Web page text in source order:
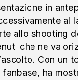
in
al
allo shooting
che ne
Con un
ha